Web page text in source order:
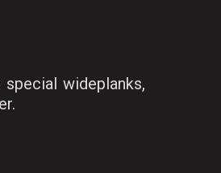
wideplanks,